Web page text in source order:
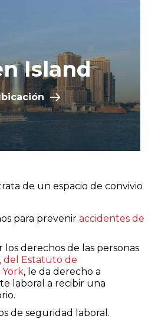
Island
de un espacio de convivio
para prevenir accidentes de
derechos de las personas
del Estatuto de
, le da derecho a
laboral a recibir una
de seguridad laboral.